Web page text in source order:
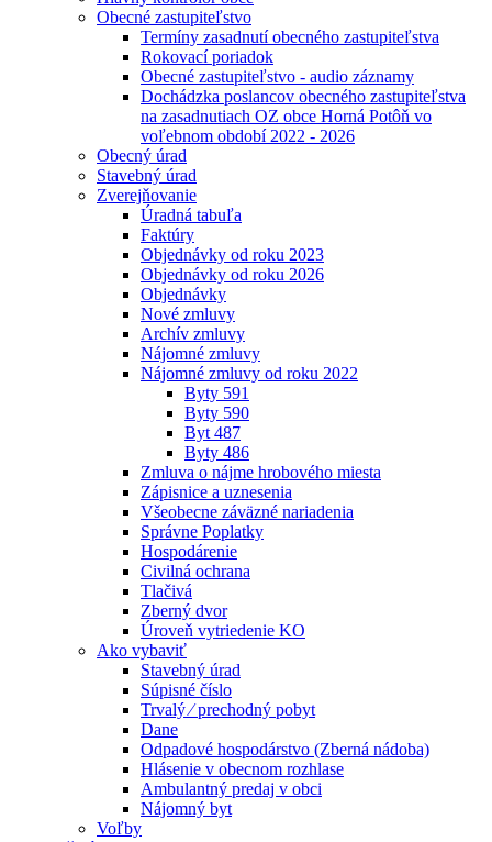
Obecné zastupiteľstvo
Termíny zasadnutí obecného zastupiteľstva
Rokovací poriadok
Obecné zastupiteľstvo - audio záznamy
Dochádzka poslancov obecného zastupiteľstva
na zasadnutiach OZ obce Horná Potôň vo
voľebnom období 2022 - 2026
Obecný úrad
Stavebný úrad
Zverejňovanie
Úradná tabuľa
Faktúry
Objednávky od roku 2023
Objednávky od roku 2026
Objednávky
Nové zmluvy
Archív zmluvy
Nájomné zmluvy
Nájomné zmluvy od roku 2022
Byty 591
Byty 590
Byt 487
Byty 486
Zmluva o nájme hrobového miesta
Zápisnice a uznesenia
Všeobecne záväzné nariadenia
Správne Poplatky
Hospodárenie
Civilná ochrana
Tlačivá
Zberný dvor
Úroveň vytriedenie KO
Ako vybaviť
Stavebný úrad
Súpisné číslo
Trvalý ⁄ prechodný pobyt
Dane
Odpadové hospodárstvo (Zberná nádoba)
Hlásenie v obecnom rozhlase
Ambulantný predaj v obci
Nájomný byt
Voľby